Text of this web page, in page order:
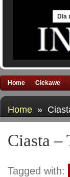
Dla
Home Ciekawe
Home »
Ciasta –
Tagged with: